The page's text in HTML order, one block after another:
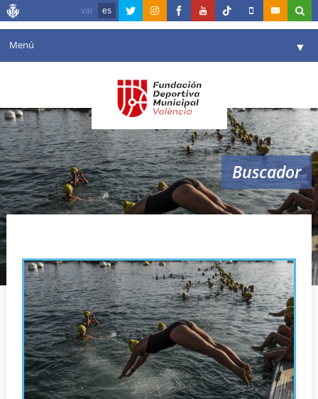
val es
Menú ▼
Agenda
Instalaciones ▼
Comunicación ▼
Valencia en deporte ▼
Reservas
Buscador
travesías